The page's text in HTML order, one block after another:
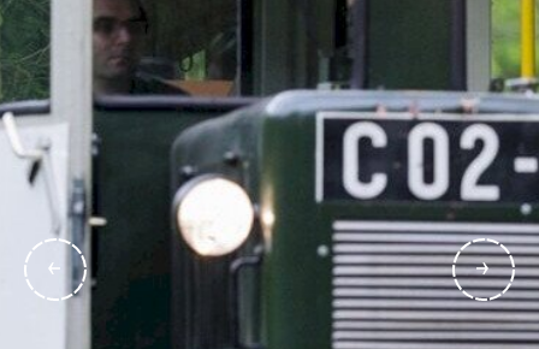
ONLINE JEGYVÁSÁRLÁS